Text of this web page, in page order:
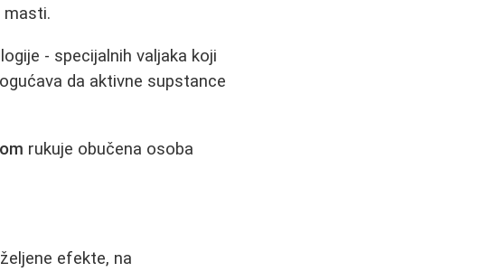
masti.
- specijalnih valjaka koji
da aktivne supstance
rukuje obučena osoba
efekte, na